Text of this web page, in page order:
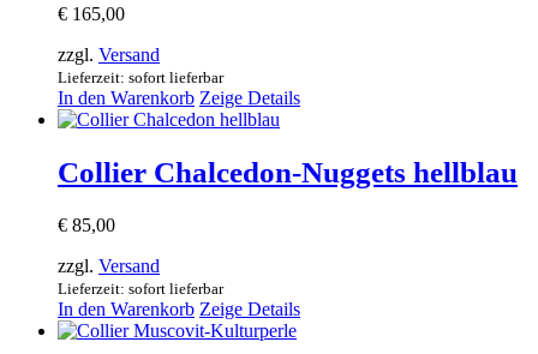
€ 165,00
zzgl. Versand
Lieferzeit: sofort lieferbar
In den Warenkorb Zeige Details
Collier Chalcedon-Nuggets hellblau
€ 85,00
zzgl. Versand
Lieferzeit: sofort lieferbar
In den Warenkorb Zeige Details